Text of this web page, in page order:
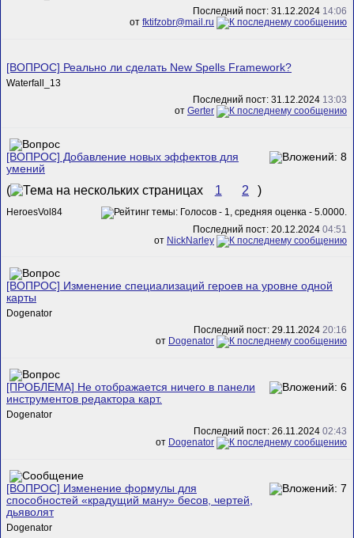
Последний пост: 31.12.2024 14:06
от fktifzobr@mail.ru
[ВОПРОС] Реально ли сделать New Spells Framework?
Waterfall_13
Последний пост: 31.12.2024 13:03
от Gerter
[ВОПРОС] Добавление новых эффектов для
умений
( 1 2 )
HeroesVol84
Последний пост: 20.12.2024 04:51
от NickNarley
[ВОПРОС] Изменение специализаций героев на уровне одной
карты
Dogenator
Последний пост: 29.11.2024 20:16
от Dogenator
[ПРОБЛЕМА] Не отображается ничего в панели
инструментов редактора карт.
Dogenator
Последний пост: 26.11.2024 02:43
от Dogenator
[ВОПРОС] Изменение формулы для
способностей «крадущий ману» бесов, чертей,
дьяволят
Dogenator